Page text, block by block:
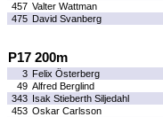
457 Valter Wattman
475 David Svanberg
P17 200m
3 Felix Österberg
49 Alfred Berglind
343 Isak Stieberth Siljedahl
453 Oskar Carlsson